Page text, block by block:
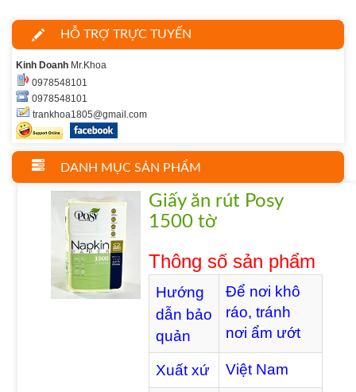
HỖ TRỢ TRỰC TUYẾN
Kinh Doanh Mr.Khoa
0978548101
0978548101
trankhoa1805@gmail.com
DANH MỤC SẢN PHẨM
Giấy ăn rút Posy
1500 tờ
Thông số sản phẩm
Hướng
dẫn bảo
quản
Để nơi khô
ráo, tránh
nơi ẩm ướt
Xuất xứ Việt Nam